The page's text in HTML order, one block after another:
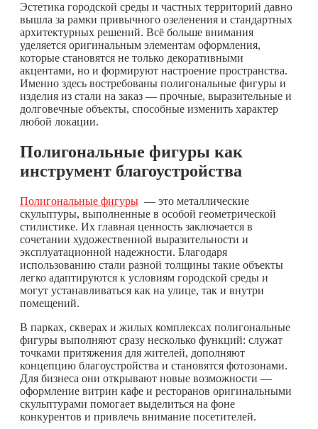
Эстетика городской среды и частных территорий давно
вышла за рамки привычного озеленения и стандартных
архитектурных решений. Всё больше внимания
уделяется оригинальным элементам оформления,
которые становятся не только декоративными
акцентами, но и формируют настроение пространства.
Именно здесь востребованы полигональные фигуры и
изделия из стали на заказ — прочные, выразительные и
долговечные объекты, способные изменить характер
любой локации.
Полигональные фигуры как
инструмент благоустройства
Полигональные фигуры — это металлические
скульптуры, выполненные в особой геометрической
стилистике. Их главная ценность заключается в
сочетании художественной выразительности и
эксплуатационной надежности. Благодаря
использованию стали разной толщины такие объекты
легко адаптируются к условиям городской среды и
могут устанавливаться как на улице, так и внутри
помещений.
В парках, скверах и жилых комплексах полигональные
фигуры выполняют сразу несколько функций: служат
точками притяжения для жителей, дополняют
концепцию благоустройства и становятся фотозонами.
Для бизнеса они открывают новые возможности —
оформление витрин кафе и ресторанов оригинальными
скульптурами помогает выделиться на фоне
конкурентов и привлечь внимание посетителей.